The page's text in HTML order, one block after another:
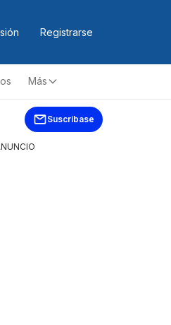
Registrarse
Más
Suscríbase